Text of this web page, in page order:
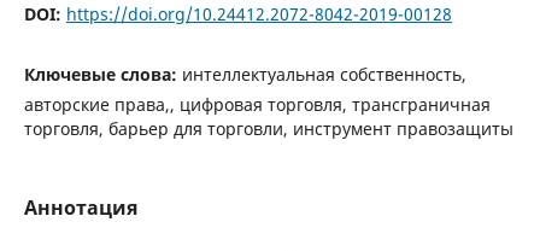
DOI: https://doi.org/10.24412.2072-8042-2019-00128
Ключевые слова: интеллектуальная собственность,
авторские права,, цифровая торговля, трансграничная
торговля, барьер для торговли, инструмент правозащиты
Аннотация